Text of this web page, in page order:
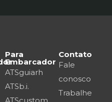
Para
Embarcador
ATSguiarh
ATSb.i.
Contato
Fale
conosco
Trabalhe